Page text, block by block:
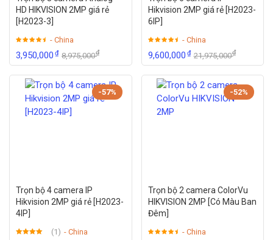
HD HIKVISION 2MP giá rẻ
[H2023-3]
- China
3,950,000₫ 8,975,000₫
Hikvision 2MP giá rẻ [H2023-
6IP]
- China
9,600,000₫ 21,975,000₫
-57%
Trọn bộ 4 camera IP
Hikvision 2MP giá rẻ [H2023-
4IP]
(1) - China
-52%
Trọn bộ 2 camera ColorVu
HIKVISION 2MP [Có Màu Ban
Đêm]
- China